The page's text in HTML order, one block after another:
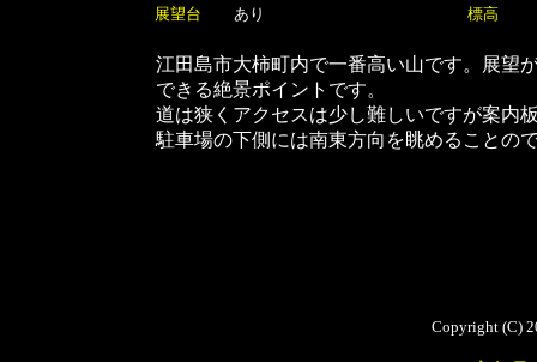
展望台
あり 標高
江田島市大柿町内で一番高い山です。展望
できる絶景ポイントです。
道は狭くアクセスは少し難しいですが案内
駐車場の下側には南東方向を眺めることの
Copyright (C)